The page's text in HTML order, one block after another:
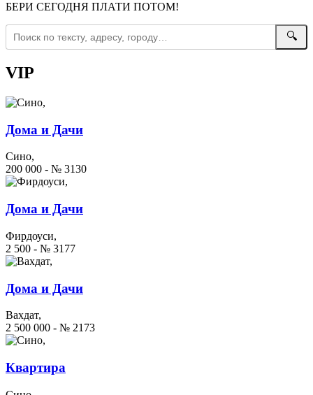
БЕРИ СЕГОДНЯ ПЛАТИ ПОТОМ!
🔍
VIP
Дома и Дачи
Сино,
200 000 - № 3130
Дома и Дачи
Фирдоуси,
2 500 - № 3177
Дома и Дачи
Вахдат,
2 500 000 - № 2173
Квартира